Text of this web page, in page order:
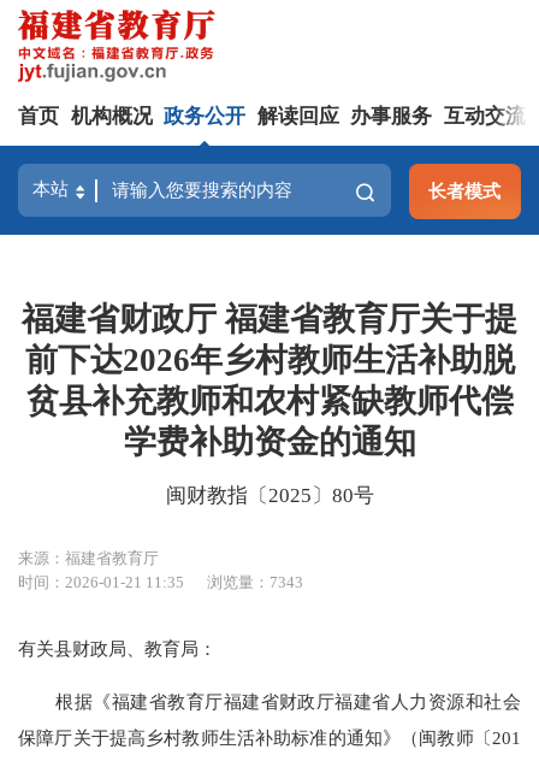
首页 机构概况 政务公开 解读回应 办事服务 互动交流
长者模式
福建省财政厅 福建省教育厅关于提
前下达2026年乡村教师生活补助脱
贫县补充教师和农村紧缺教师代偿
学费补助资金的通知
闽财教指〔2025〕80号
来源：福建省教育厅
时间：2026-01-21 11:35
浏览量：7343
有关县财政局、教育局：
根据《福建省教育厅福建省财政厅福建省人力资源和社会
保障厅关于提高乡村教师生活补助标准的通知》（闽教师〔201